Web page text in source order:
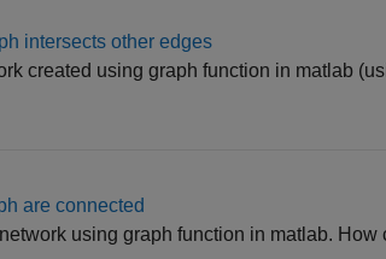
intersects other edges
created using graph function in matlab
are connected
using graph function in matlab.